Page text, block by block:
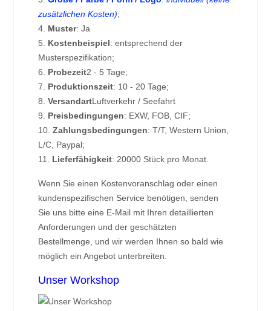
zusätzlichen Kosten);
4. Muster: Ja
5. Kostenbeispiel: entsprechend der
Musterspezifikation;
6. Probezeit2 - 5 Tage;
7. Produktionszeit: 10 - 20 Tage;
8.VersandartLuftverkehr / Seefahrt
9. Preisbedingungen: EXW, FOB, CIF;
10.Zahlungsbedingungen: T/T, Western Union,
L/C, Paypal;
11. Lieferfähigkeit: 20000 Stück pro Monat.
Wenn Sie einen Kostenvoranschlag oder einen
kundenspezifischen Service benötigen, senden
Sie uns bitte eine E-Mail mit Ihren detaillierten
Anforderungen und der geschätzten
Bestellmenge, und wir werden Ihnen so bald wie
möglich ein Angebot unterbreiten.
Unser Workshop